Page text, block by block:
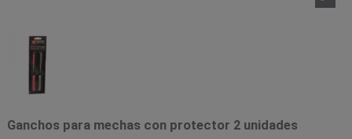
Ganchos para mechas con protector 2 unidades